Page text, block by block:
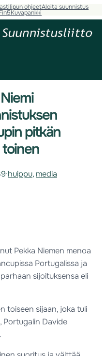
ohjeetAloita suunnistus
Kuvapankki
pitkän
·huippu, media
Pekka Niemen menoa
Portugalissa ja
sijoituksensa eli
toiseen sijaan, joka tuli
Portugalin Davide